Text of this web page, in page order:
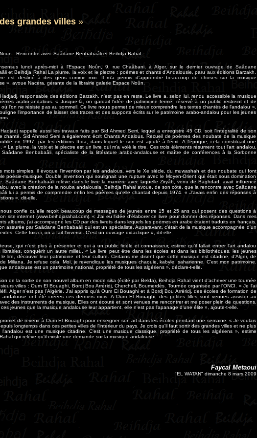
grandes villes »
- Rencontre avec Saâdane Benbabaâli et Beihdja Rahal :
lundi après-midi à l'Espace Noûn, 9, rue Chaâbani, à Alger, sur le dernier ouvrage de Saâdane
et Beihdja Rahal La plume, la voix et le plectre : poèmes et chants d'Andalousie, paru aux éditions Barzakh.
est destiné à des gens comme moi. Il m'a permis d'apprendre beaucoup de choses sur la musique
», avoue Nacéra, gérante de la librairie galerie Espace Noûn.
responsable des éditions Barzakh, n'est pas en reste. Le livre a, selon lui, rendu accessible la musique
arabo-andalous. « Jusque-là, on gardait l'idée de patrimoine fermé, réservé à un public restreint et de
où l'on ne résiste pas au sommeil. Ce livre nous permet de mieux comprendre les textes chantés de l'andalou »,
l'importance de laisser des traces et des supports écrits sur le patrimoine arabo-andalou pour les jeunes
rappelle aussi les travaux faits par Sid Ahmed Serri, lequel a enregistré 45 CD, soit l'intégralité de son
chanté. Sid Ahmed Serri a également écrit Chants Andalous. Recueil de poèmes des noubate de la musique
en 1997, par les éditions Ibda, dans lequel le son est ajouté à l'écrit. A l'époque, cela constituait une
« La plume, la voix et le plectre est un livre qui m'a volé le titre. Ces trois éléments résument tout l'art andalou,
Saâdane Benbabaâli, spécialiste de la littérature arabo-andalouse et maître de conférences à la Sorbonne
mots simples, il évoque l'invention par les andalous, vers le Xe siècle, du muwashah et des noubate qui font
poésie-musique. Double invention qui soulignait une rupture avec le Moyen-Orient qui était sous domination
Saâdane Benbabaâli relève dans le livre la manière avec laquelle Ziryâb, venu de Baghdad, avait influencé
avec la création de la nouba andalousia. Beihdja Rahal avoue, de son côté, que la rencontre avec Saâdane
lui a permis de comprendre enfin les poèmes qu'elle chantait depuis 1974. « J'avais enfin des réponses à
», dit-elle.
nous confie qu'elle reçoit beaucoup de messages de jeunes entre 15 et 25 ans qui posent des questions à
site internet (www.beihdjarahal.com). « J'ai eu l'idée d'élaborer ce livre pour donner des réponses. Dans mes
albums, j'ai accompagné les CD par des livrets dans lequels les poèmes en arabe étaient traduits en français.
assurée par Saâdane Benbabaâli qui est un spécialiste. Auparavant, c'était de la musique accompagnée d'un
Cette fois-ci, on a fait l'inverse. C'est un ouvrage didactique », dit-elle.
qui n'est plus à présenter et qui a un public fidèle et connaisseur, estime qu'il fallait entrer l'art andalou
librairies, conquérir un autre milieu. « Le livre peut être dans les écoles et dans les bibliothèques, les jeunes
le lire, découvrir leur patrimoine et leur culture. Certains me disent que cette musique est citadine, d'Alger, de
Miliana. Je refuse cela. Moi, je revendique les musiques chaouie, kabyle, saharienne. C'est mon patrimoine.
andalouse est un patrimoine national, propriété de tous les algériens », déclare-t-elle.
de la sortie de son nouvel album en mode sika (édité par Belda), Beihdja Rahal vient d'achever une tournée
villes : Oum El Bouaghi, Bordj Bou Arréridj, Cherchell, Boumerdès. Tournée organisée par l'ONCI. « Je l'ai
Alger n'est pas l'Algérie. J'ai appris qu'à Oum El Bouaghi et à Bordj Bou Arréridj, des écoles de formation de
andalouse ont été créées ces derniers mois. A Oum El Bouaghi, des petites filles sont venues assister au
des instruments de musique. Elles ont écouté et sont venues me rencontrer et me poser plein de questions.
jeunes que la musique andalouse leur appartient, elle n'est pas l'apanage d'une élite », ajoute-t-elle.
de revenir à Oum El Bouaghi pour enseigner son art dans les écoles pendant une semaine. « Je voulais
longtemps dans ces petites villes de l'intérieur du pays. Je crois qu'il faut sortir des grandes villes et ne plus
l'andalou est une musique citadine. C'est une musique classique, propriété de tous les algériens », estime
qui relève qu'il existe une demande sur la musique andalouse
Faycal Metaoui
"EL WATAN" dimanche 8 mars 2009